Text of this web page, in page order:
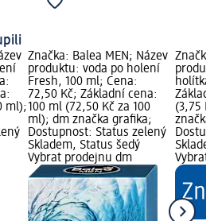
ml);
Značka: Balea MEN; Název
produktu: voda po holení
Fresh, 100 ml; Cena:
72,50 Kč; Základní cena:
100 ml (72,50 Kč za 100
ml); dm značka grafika;
Dostupnost: Status zelený
Skladem, Status šedý
Vybrat prodejnu dm
Značka:
holítka;
Základní
(3,75 Kč
značka
Vybrat